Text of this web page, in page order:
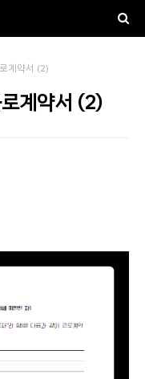
계약서 (2)
계약서 (2)